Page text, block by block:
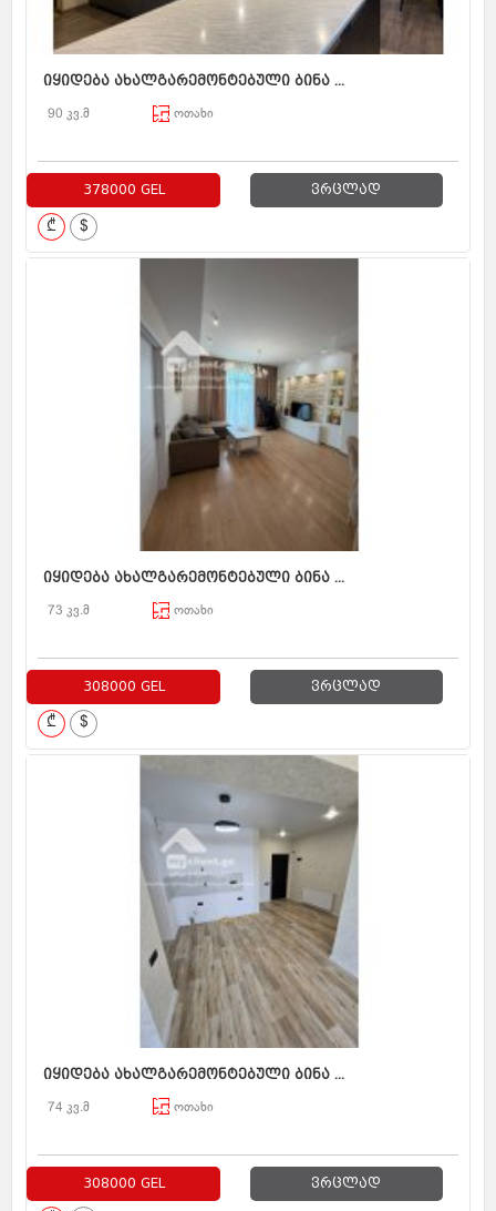
იყიდება ახალგარემონტებული ბინა ...
90 კვ.მ ოთახი
378000 GEL ვრცლად
₾ $
იყიდება ახალგარემონტებული ბინა ...
73 კვ.მ ოთახი
308000 GEL ვრცლად
₾ $
იყიდება ახალგარემონტებული ბინა ...
74 კვ.მ ოთახი
308000 GEL ვრცლად